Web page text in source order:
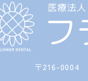
〒216-0004